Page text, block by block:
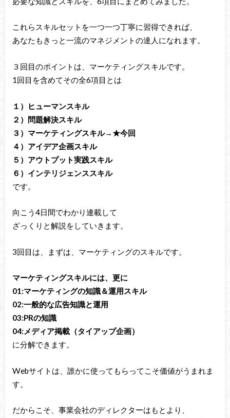
これらスキルセットを一つ一つ丁寧に習得できれば、
あなたもきっと一流のマネジメントの達人になれます。
３回目のポイントは、マーケティングスキルです。
1回目を含めてその全6項目とは
１）ヒューマンスキル
２）問題解決スキル
３）マーケティングスキル→★今回
４）アイデア企画スキル
５）アウトプット実践スキル
６）インテリジェンススキル
です。
向こう4日間でわかり連載して
ざっくりと解説をしていきます。
3回目は、まずは、マーケティングのスキルです。
マーケティングスキルには、更に
01:マーケティングの知識＆運用スキル
02:一般的な広告知識と運用
03:PRの知識
04:メディア掲載（タイアップ企画）
に分解できます。
Webサイトは、誰かに使ってもらってこそ価値がうまれま
す。
だからこそ、事業会社のディレクターはもとより、